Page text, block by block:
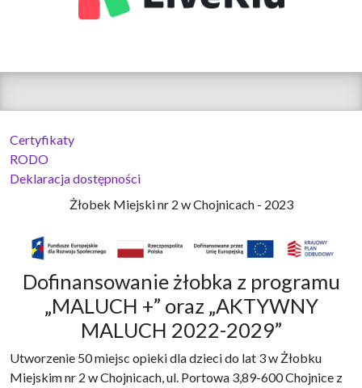
Certyfikaty
RODO
Deklaracja dostępności
Żłobek Miejski nr 2 w Chojnicach - 2023
Dofinansowanie żłobka z programu
„MALUCH +” oraz „AKTYWNY
MALUCH 2022-2029”
Utworzenie 50 miejsc opieki dla dzieci do lat 3 w Żłobku
Miejskim nr 2 w Chojnicach, ul. Portowa 3,89-600 Chojnice z